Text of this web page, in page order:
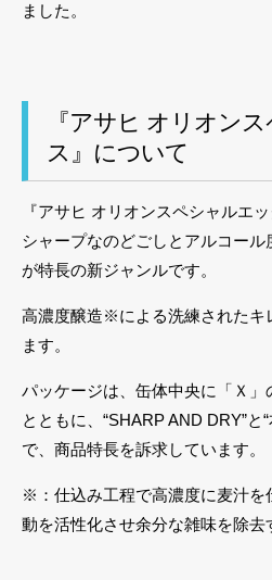
ました。
『アサヒ オリオン
ス』について
『アサヒ オリオンスペシャルエ
シャープなのどごしとアルコール
が特長の新ジャンルです。
高濃度醸造※による洗練されたキ
ます。
パッケージは、缶体中央に「Ｘ」
とともに、“SHARP AND DRY”と
で、商品特長を訴求しています。
※：仕込み工程で高濃度に麦汁を
動を活性化させ余分な雑味を除去